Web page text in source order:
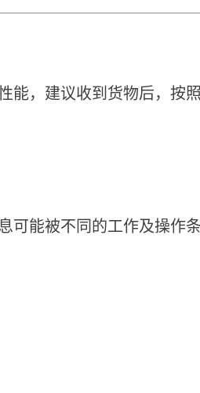
，建议收到货物后，按
可能被不同的工作及操作